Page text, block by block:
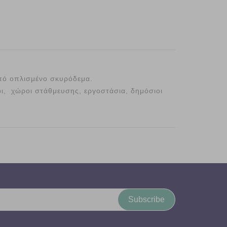
οπλισμένο σκυρόδεμα.
χώροι στάθμευσης, εργοστάσια, δημόσιοι
Subscribe